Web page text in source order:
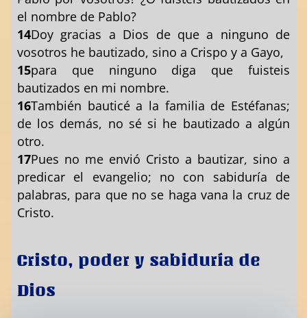
el nombre de Pablo?
14Doy gracias a Dios de que a ninguno de
vosotros he bautizado, sino a Crispo y a Gayo,
15para que ninguno diga que fuisteis
bautizados en mi nombre.
16También bauticé a la familia de Estéfanas;
de los demás, no sé si he bautizado a algún
otro.
17Pues no me envió Cristo a bautizar, sino a
predicar el evangelio; no con sabiduría de
palabras, para que no se haga vana la cruz de
Cristo.
Cristo, poder y sabiduría de
Dios